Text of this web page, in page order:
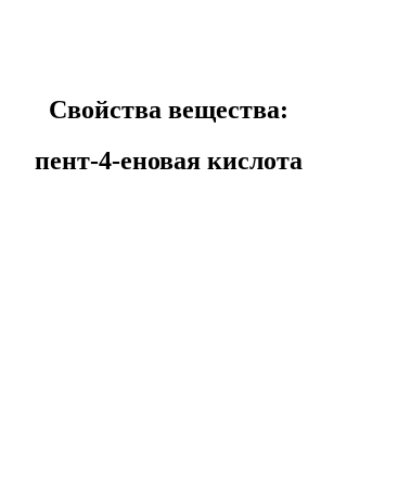
Свойства вещества:
пент-4-еновая кислота